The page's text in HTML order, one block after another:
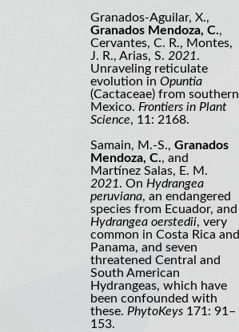
Granados-Aguilar, X.,
Granados Mendoza, C.,
Cervantes, C. R., Montes,
J. R., Arias, S. 2021.
Unraveling reticulate
evolution in Opuntia
(Cactaceae) from southern
Mexico. Frontiers in Plant
Science, 11: 2168.
Samain, M.-S., Granados
Mendoza, C., and
Martínez Salas, E. M.
2021. On Hydrangea
peruviana, an endangered
species from Ecuador, and
Hydrangea oerstedii, very
common in Costa Rica and
Panama, and seven
threatened Central and
South American
Hydrangeas, which have
been confounded with
these. PhytoKeys 171: 91–
153.